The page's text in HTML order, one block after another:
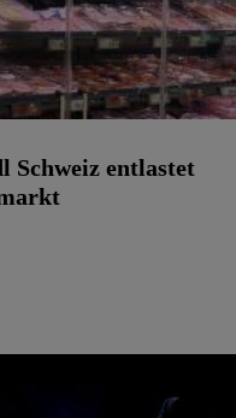
Schweiz entlastet